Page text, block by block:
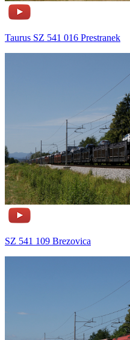
Taurus SZ 541 016 Prestranek
SZ 541 109 Brezovica